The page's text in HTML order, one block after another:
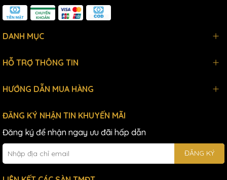
DANH MỤC
HỖ TRỢ THÔNG TIN
HƯỚNG DẪN MUA HÀNG
ĐĂNG KÝ NHẬN TIN KHUYẾN MÃI
Đăng ký để nhận ngay ưu đãi hấp dẫn
ĐĂNG KÝ